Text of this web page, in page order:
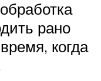
рано
когда